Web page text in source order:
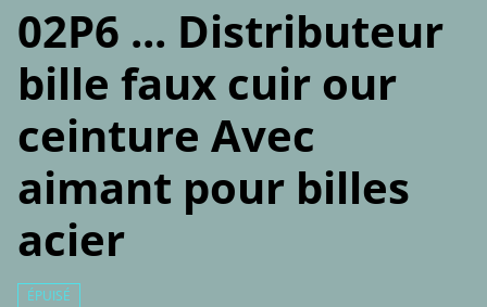
02P6 ... Distributeur
bille faux cuir our
ceinture Avec
aimant pour billes
acier
ÉPUISÉ